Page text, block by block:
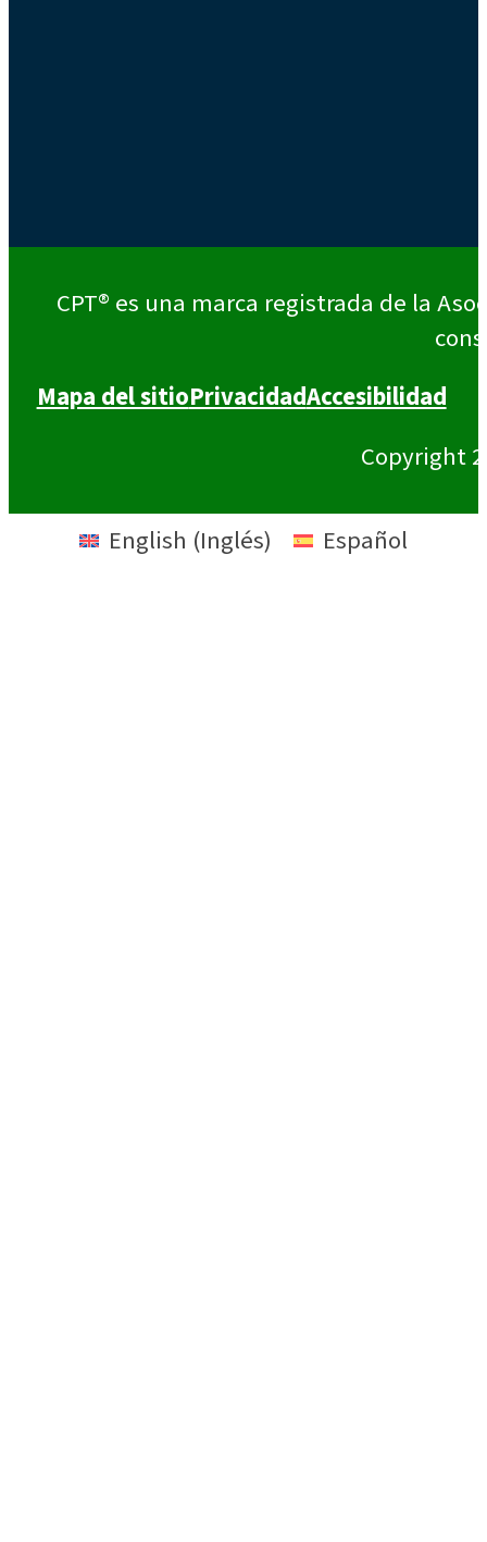
CPT® es una marca registrada de la
Mapa del sitioPrivacidadAccesibilidad
Copyright
English (Inglés) Español